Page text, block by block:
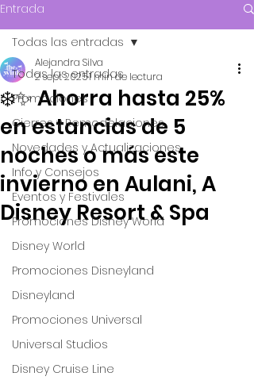
Entrada
Todas las entradas
Promociones
Cierres y Remodelaciones
Novedades y Actualizaciones
Info y Consejos
Eventos y Festivales
Promociones Disney World
Disney World
Promociones Disneyland
Disneyland
Promociones Universal
Universal Studios
Disney Cruise Line
Todas las entradas
❄️✨ Ahorra hasta 25%
en estancias de 5
noches o más este
invierno en Aulani, A
Disney Resort & Spa
Alejandra Silva
2 sept 20251 min de lectura